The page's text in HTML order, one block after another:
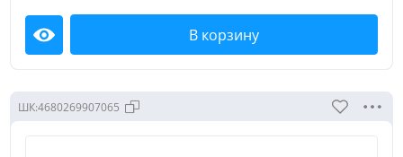
Посмотреть В корзину
ШК:4680269907065